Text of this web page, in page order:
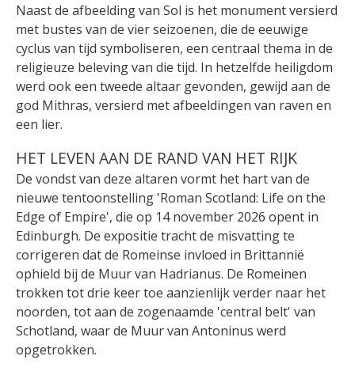
Naast de afbeelding van Sol is het monument versierd
met bustes van de vier seizoenen, die de eeuwige
cyclus van tijd symboliseren, een centraal thema in de
religieuze beleving van die tijd. In hetzelfde heiligdom
werd ook een tweede altaar gevonden, gewijd aan de
god Mithras, versierd met afbeeldingen van raven en
een lier.
HET LEVEN AAN DE RAND VAN HET RIJK
De vondst van deze altaren vormt het hart van de
nieuwe tentoonstelling 'Roman Scotland: Life on the
Edge of Empire', die op 14 november 2026 opent in
Edinburgh. De expositie tracht de misvatting te
corrigeren dat de Romeinse invloed in Brittannië
ophield bij de Muur van Hadrianus. De Romeinen
trokken tot drie keer toe aanzienlijk verder naar het
noorden, tot aan de zogenaamde 'central belt' van
Schotland, waar de Muur van Antoninus werd
opgetrokken.